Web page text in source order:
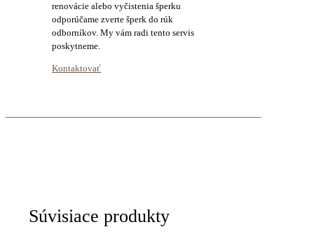
renovácie alebo vyčistenia šperku
odporúčame zverte šperk do rúk
odborníkov. My vám radi tento servis
poskytneme.
Kontaktovať
Súvisiace produkty